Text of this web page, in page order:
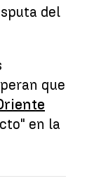
del
que
en la